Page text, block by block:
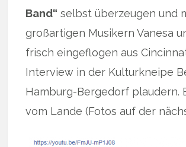
Band“ selbst überzeugen und
großartigen Musikern Vanesa
frisch eingeflogen aus
Interview in der Kulturkneipe
Hamburg-Bergedorf plaudern.
vom Lande (Fotos auf der